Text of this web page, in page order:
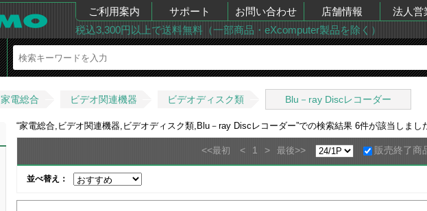
ご利用案内 サポート お問い合わせ 店舗情報 法人営
税込3,300円以上で送料無料（一部商品・eXcomputer製品を除く）
家電総合 ビデオ関連機器 ビデオディスク類 Blu－ray Discレコーダー
“家電総合,ビデオ関連機器,ビデオディスク類,Blu－ray Discレコーダー”での検索結果 6件が該当しまし
<<最初 < 1 > 最後>> 販売終了商
並べ替え：